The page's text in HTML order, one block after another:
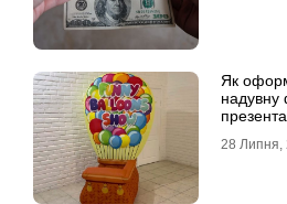
Як
надувну
28 Липня,